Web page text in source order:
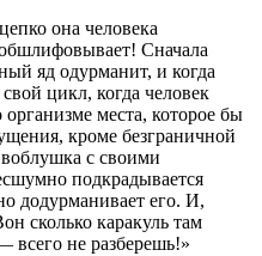
она человека
Сначала
яд одурманит, и когда
цикл, когда человек
организме места, которое бы
кроме безграничной
с своими
подкрадывается
додурманивает его. И,
сколько каракуль там
всего не разберешь!»